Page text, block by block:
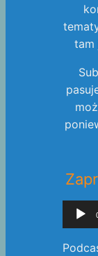
tam
plików